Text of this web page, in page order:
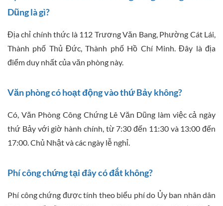
Dũng là gì?
Địa chỉ chính thức là 112 Trương Văn Bang, Phường Cát Lái,
Thành phố Thủ Đức, Thành phố Hồ Chí Minh. Đây là địa
điểm duy nhất của văn phòng này.
Văn phòng có hoạt động vào thứ Bảy không?
Có, Văn Phòng Công Chứng Lê Văn Dũng làm việc cả ngày
thứ Bảy với giờ hành chính, từ 7:30 đến 11:30 và 13:00 đến
17:00. Chủ Nhật và các ngày lễ nghỉ.
Phí công chứng tại đây có đắt không?
Phí công chứng được tính theo biểu phí do Ủy ban nhân dân